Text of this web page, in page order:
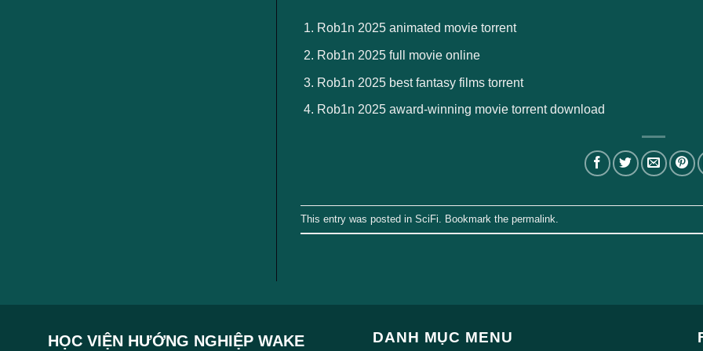
Rob1n 2025 animated movie torrent
Rob1n 2025 full movie online
Rob1n 2025 best fantasy films torrent
Rob1n 2025 award-winning movie torrent download
This entry was posted in SciFi . Bookmark the permalink
HỌC VIỆN HƯỚNG NGHIỆP WAKE DANH MỤC MENU